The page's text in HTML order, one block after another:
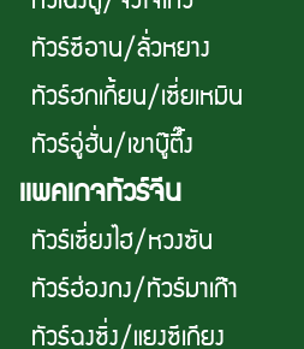
ทัวร์ซีอาน/ลั่วหยาง
ทัวร์ฮกเกี้ยน/เซี่ยเหมิน
ทัวร์อู่ฮั่น/เขาบู๊ตึ๊ง
เเพคเกจทัวร์จีน
ทัวร์เซี่ยงไฮ/หวงซัน
ทัวร์ฮ่องกง/ทัวร์มาเก๊า
ทัวร์ฉงซิ่ง/แยงซีเกียง